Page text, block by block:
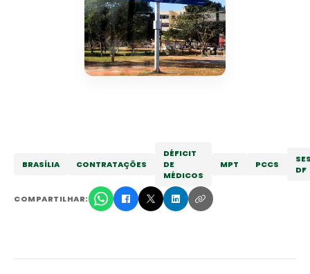
BRASÍLIA CONTRATAÇÕES
DÉFICIT
DE
MÉDICOS
MPT PCCS
DF
COMPARTILHAR: